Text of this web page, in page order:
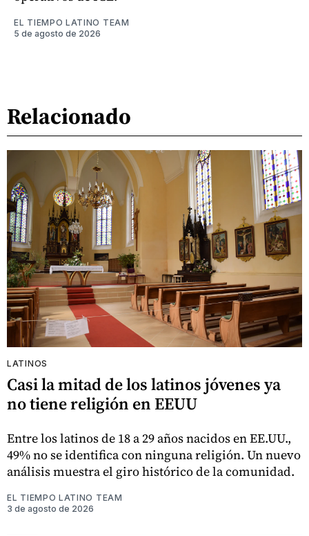
EL TIEMPO LATINO TEAM
5 de agosto de 2026
Relacionado
LATINOS
Casi la mitad de los latinos jóvenes ya
no tiene religión en EEUU
Entre los latinos de 18 a 29 años nacidos en EE.UU.,
49% no se identifica con ninguna religión. Un nuevo
análisis muestra el giro histórico de la comunidad.
EL TIEMPO LATINO TEAM
3 de agosto de 2026